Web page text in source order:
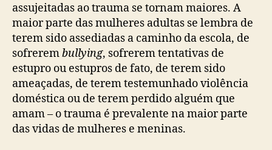
assujeitadas ao trauma se tornam maiores. A
maior parte das mulheres adultas se lembra de
terem sido assediadas a caminho da escola, de
sofrerembullying, sofrerem tentativas de
estupro ou estupros de fato, de terem sido
ameaçadas, de terem testemunhado violência
doméstica ou de terem perdido alguém que
amam – o trauma é prevalente na maior parte
das vidas de mulheres e meninas.